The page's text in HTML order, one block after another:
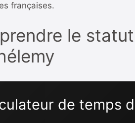
françaises.
le
de temps